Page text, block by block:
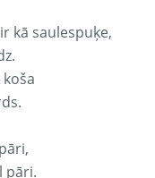
kā saulespuķe,
pāri.